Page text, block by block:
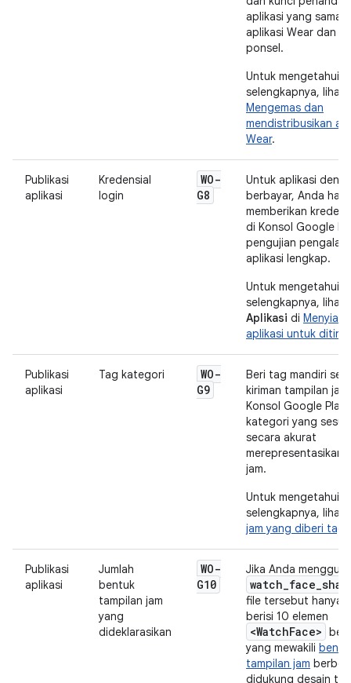
aplikasi yang sama
aplikasi Wear dan
ponsel.
Untuk mengetahui
selengkapnya, lihat
Mengemas dan
mendistribusikan
Wear.
Publikasi
aplikasi
Kredensial
login
WO-
G8
Untuk aplikasi
berbayar, Anda
memberikan
di Konsol Google
pengujian
aplikasi lengkap.
Untuk mengetahui
selengkapnya, lihat
Aplikasi di
aplikasi untuk
Publikasi
aplikasi
Tag kategori
WO-
G9
Beri tag mandiri
kiriman tampilan
Konsol Google Play
kategori yang
secara akurat
merepresentasikan
jam.
Untuk mengetahui
selengkapnya, lihat
jam yang diberi tag
Publikasi
aplikasi
Jumlah
bentuk
tampilan jam
yang
dideklarasikan
WO-
G10
Jika Anda
file tersebut hanya
berisi 10 elemen
<WatchFace>
yang mewakili
tampilan jam
didukung desain